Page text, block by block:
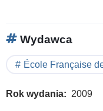
Wydawca
École Française
Rok wydania 2009